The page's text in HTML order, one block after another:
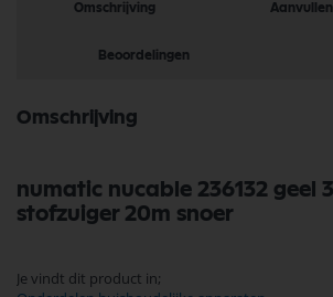
Omschrijving
Beoordelingen
Omschrijving
numatic nucable 236132 geel
stofzuiger 20m snoer
Je vindt dit product in;